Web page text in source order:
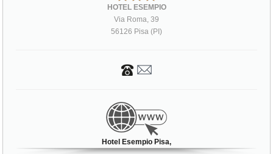
HOTEL ESEMPIO
Via Roma, 39
56126 Pisa (PI)
Hotel Esempio Pisa,